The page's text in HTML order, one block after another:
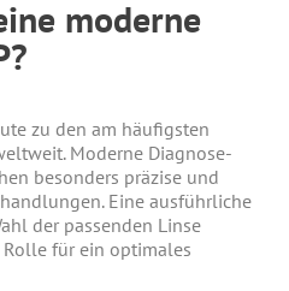
moderne
zu den am häufigsten
Moderne Diagnose-
besonders präzise und
Eine ausführliche
der passenden Linse
für ein optimales